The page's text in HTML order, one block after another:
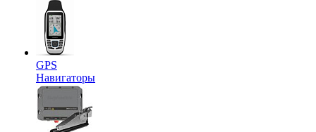
GPS
Навигаторы